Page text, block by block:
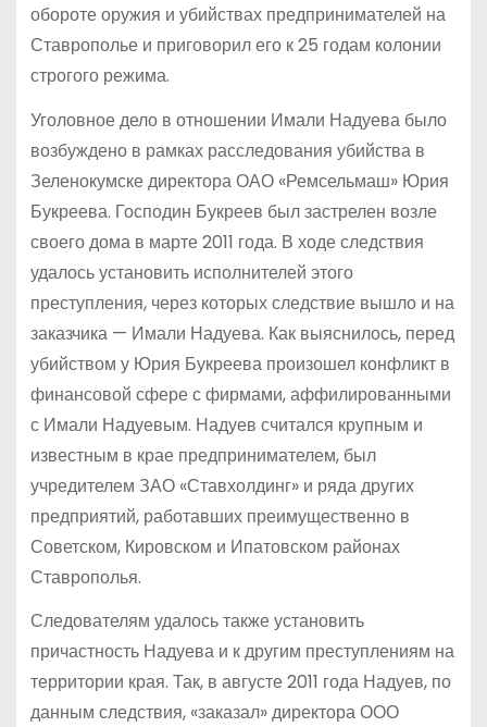
обороте оружия и убийствах предпринимателей на
Ставрополье и приговорил его к 25 годам колонии
строгого режима.
Уголовное дело в отношении Имали Надуева было
возбуждено в рамках расследования убийства в
Зеленокумске директора ОАО «Ремсельмаш» Юрия
Букреева. Господин Букреев был застрелен возле
своего дома в марте 2011 года. В ходе следствия
удалось установить исполнителей этого
преступления, через которых следствие вышло и на
заказчика — Имали Надуева. Как выяснилось, перед
убийством у Юрия Букреева произошел конфликт в
финансовой сфере с фирмами, аффилированными
с Имали Надуевым. Надуев считался крупным и
известным в крае предпринимателем, был
учредителем ЗАО «Ставхолдинг» и ряда других
предприятий, работавших преимущественно в
Советском, Кировском и Ипатовском районах
Ставрополья.
Следователям удалось также установить
причастность Надуева и к другим преступлениям на
территории края. Так, в августе 2011 года Надуев, по
данным следствия, «заказал» директора ООО